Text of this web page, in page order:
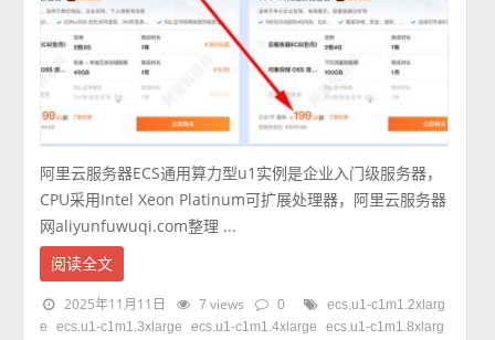
阿里云服务器ECS通用算力型u1实例是企业入门级服务器，
CPU采用Intel Xeon Platinum可扩展处理器，阿里云服务器
网aliyunfuwuqi.com整理 ...
阅读全文
2025年11月11日 7 views 0
ecs.u1-c1m1.2xlarg
e
ecs.u1-c1m1.3xlarge ecs.u1-c1m1.4xlarge
ecs.u1-c1m1.8xlarg